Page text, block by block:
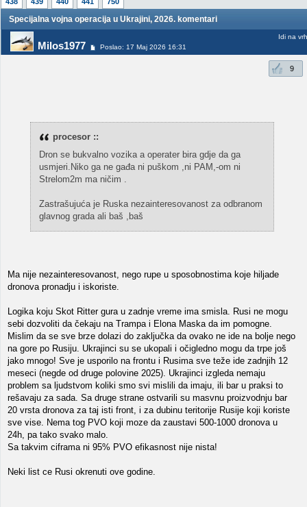
Specijalna vojna operacija u Ukrajini, 2026. komentari
Milos1977 Poslao: 17 Maj 2026 16:31
Idi na vrh
9
procesor ::
Dron se bukvalno vozika a operater bira gdje da ga
usmjeri.Niko ga ne gađa ni puškom ,ni PAM,-om ni
Strelom2m ma ničim .
Zastrašujuća je Ruska nezainteresovanost za odbranom
glavnog grada ali baš ,baš
Ma nije nezainteresovanost, nego rupe u sposobnostima koje hiljade
dronova pronadju i iskoriste.
Logika koju Skot Ritter gura u zadnje vreme ima smisla. Rusi ne mogu
sebi dozvoliti da čekaju na Trampa i Elona Maska da im pomogne.
Mislim da se sve brze dolazi do zaključka da ovako ne ide na bolje nego
na gore po Rusiju. Ukrajinci su se ukopali i očigledno mogu da trpe još
jako mnogo! Sve je usporilo na frontu i Rusima sve teže ide zadnjih 12
meseci (negde od druge polovine 2025). Ukrajinci izgleda nemaju
problem sa ljudstvom koliki smo svi mislili da imaju, ili bar u praksi to
rešavaju za sada. Sa druge strane ostvarili su masvnu proizvodnju bar
20 vrsta dronova za taj isti front, i za dubinu teritorije Rusije koji koriste
sve vise. Nema tog PVO koji moze da zaustavi 500-1000 dronova u
24h, pa tako svako malo.
Sa takvim ciframa ni 95% PVO efikasnost nije nista!
Neki list ce Rusi okrenuti ove godine.